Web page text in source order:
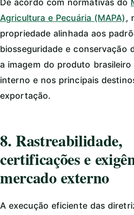
De acordo com normativas do
Agricultura e Pecuária (MAPA),
propriedade alinhada aos
biosseguridade e conservação
a imagem do produto
interno e nos principais
exportação.
8. Rastreabilidade,
certificações e
mercado externo
A execução eficiente das